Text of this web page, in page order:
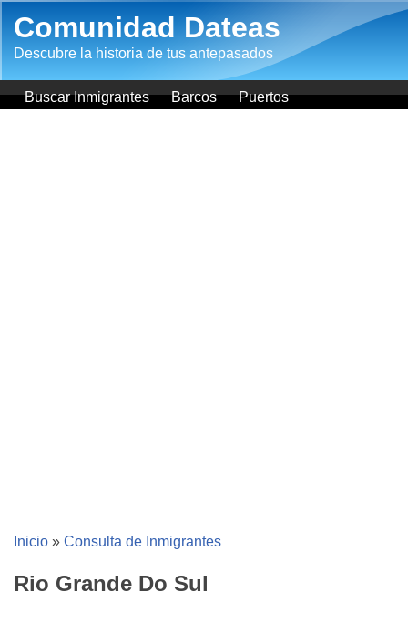
Comunidad Dateas
Descubre la historia de tus antepasados
Buscar Inmigrantes Barcos Puertos
Inicio » Consulta de Inmigrantes
Rio Grande Do Sul